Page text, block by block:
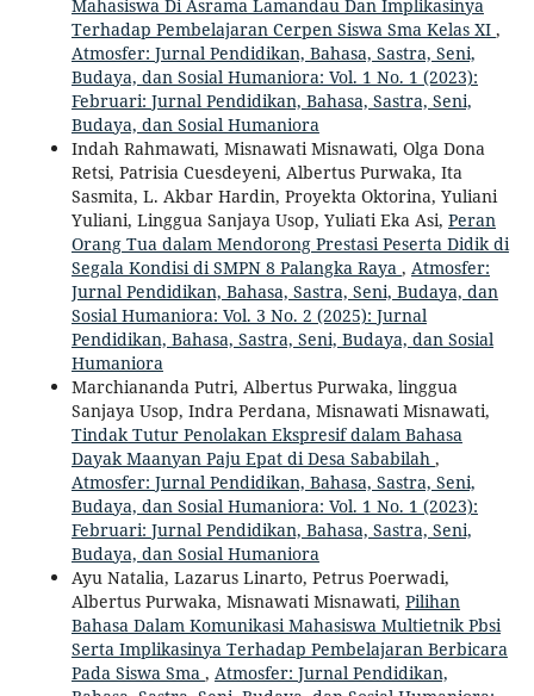
Mahasiswa Di Asrama Lamandau Dan Implikasinya
Terhadap Pembelajaran Cerpen Siswa Sma Kelas XI ,
Atmosfer: Jurnal Pendidikan, Bahasa, Sastra, Seni,
Budaya, dan Sosial Humaniora: Vol. 1 No. 1 (2023):
Februari: Jurnal Pendidikan, Bahasa, Sastra, Seni,
Budaya, dan Sosial Humaniora
Indah Rahmawati, Misnawati Misnawati, Olga Dona
Retsi, Patrisia Cuesdeyeni, Albertus Purwaka, Ita
Sasmita, L. Akbar Hardin, Proyekta Oktorina, Yuliani
Yuliani, Linggua Sanjaya Usop, Yuliati Eka Asi, Peran
Orang Tua dalam Mendorong Prestasi Peserta Didik di
Segala Kondisi di SMPN 8 Palangka Raya , Atmosfer:
Jurnal Pendidikan, Bahasa, Sastra, Seni, Budaya, dan
Sosial Humaniora: Vol. 3 No. 2 (2025): Jurnal
Pendidikan, Bahasa, Sastra, Seni, Budaya, dan Sosial
Humaniora
Marchiananda Putri, Albertus Purwaka, linggua
Sanjaya Usop, Indra Perdana, Misnawati Misnawati,
Tindak Tutur Penolakan Ekspresif dalam Bahasa
Dayak Maanyan Paju Epat di Desa Sababilah ,
Atmosfer: Jurnal Pendidikan, Bahasa, Sastra, Seni,
Budaya, dan Sosial Humaniora: Vol. 1 No. 1 (2023):
Februari: Jurnal Pendidikan, Bahasa, Sastra, Seni,
Budaya, dan Sosial Humaniora
Ayu Natalia, Lazarus Linarto, Petrus Poerwadi,
Albertus Purwaka, Misnawati Misnawati, Pilihan
Bahasa Dalam Komunikasi Mahasiswa Multietnik Pbsi
Serta Implikasinya Terhadap Pembelajaran Berbicara
Pada Siswa Sma , Atmosfer: Jurnal Pendidikan,